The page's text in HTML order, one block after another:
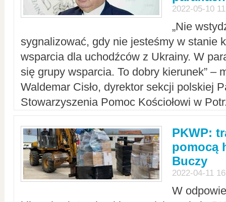
2022-05-10
„Nie
sygnalizować, gdy nie jesteśmy w stanie
wsparcia dla uchodźców z Ukrainy. W
się grupy wsparcia. To dobry kierunek” –
Waldemar Cisło, dyrektor sekcji polskiej
Stowarzyszenia Pomoc Kościołowi w
PKWP:
pomocą
Buczy
2022-04-11
W